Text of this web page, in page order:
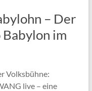
– Der
im
Volksbühne:
live – eine